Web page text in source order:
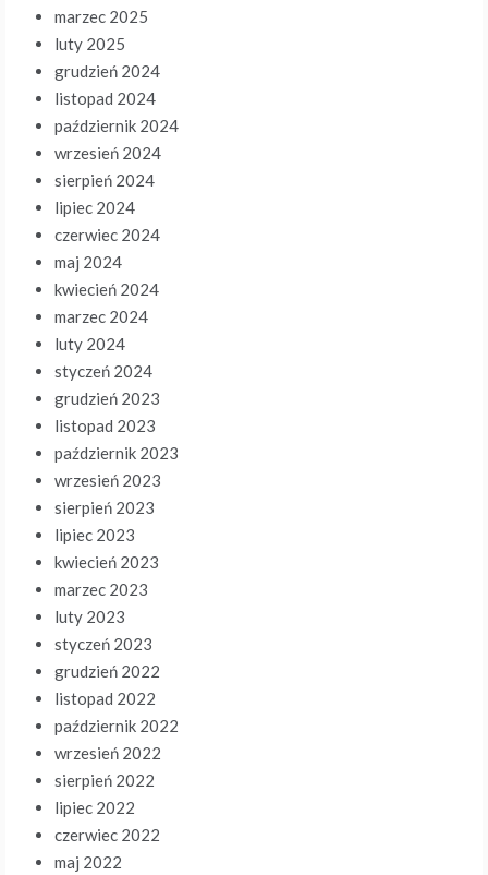
marzec 2025
luty 2025
grudzień 2024
listopad 2024
październik 2024
wrzesień 2024
sierpień 2024
lipiec 2024
czerwiec 2024
maj 2024
kwiecień 2024
marzec 2024
luty 2024
styczeń 2024
grudzień 2023
listopad 2023
październik 2023
wrzesień 2023
sierpień 2023
lipiec 2023
kwiecień 2023
marzec 2023
luty 2023
styczeń 2023
grudzień 2022
listopad 2022
październik 2022
wrzesień 2022
sierpień 2022
lipiec 2022
czerwiec 2022
maj 2022